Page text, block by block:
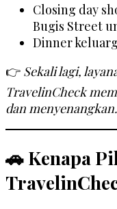
Closing day
Bugis Street
Dinner
👉 Sekali lagi,
TravelinCheck
dan menyenangkan.
🚗 Kenapa